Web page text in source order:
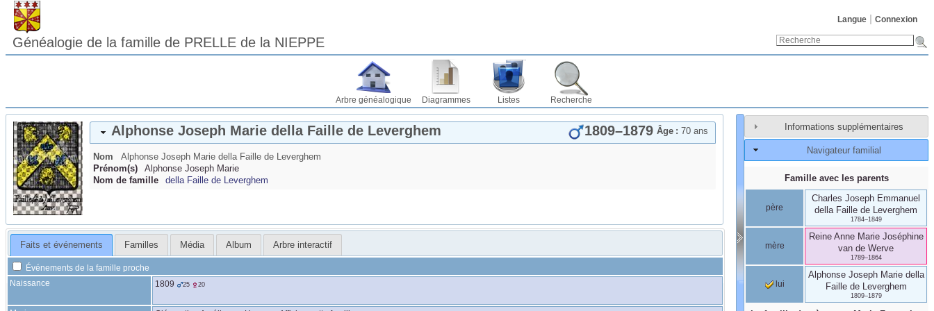
Langue Connexion
Généalogie de la famille de PRELLE de la NIEPPE
Arbre généalogique Diagrammes Listes Recherche
Alphonse Joseph Marie della Faille de Leverghem Âge : 70 ans
1809–1879
Nom Alphonse Joseph Marie della Faille de Leverghem
Prénom(s)
Alphonse Joseph Marie
Nom de famille
della Faille de Leverghem
Faits et événements Familles Média Album Arbre interactif
Événements de la famille proche
Naissance
1809 25 20
Informations supplémentaires
Navigateur familial
Famille avec les parents
père
Charles Joseph Emmanuel
della Faille de Leverghem
1784–1849
mère
Reine Anne Marie Joséphine
van de Werve
1789–1864
lui
Alphonse Joseph Marie della
Faille de Leverghem
1809–1879